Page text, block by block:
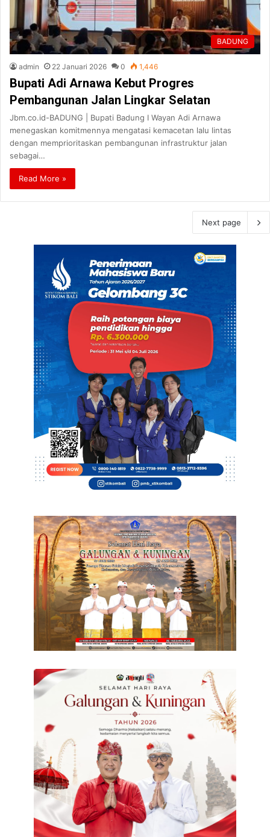
BADUNG
admin 22 Januari 2026 0 1,446
Bupati Adi Arnawa Kebut Progres
Pembangunan Jalan Lingkar Selatan
Jbm.co.id-BADUNG | Bupati Badung I Wayan Adi Arnawa
menegaskan komitmennya mengatasi kemacetan lalu lintas
dengan memprioritaskan pembangunan infrastruktur jalan
sebagai…
Read More »
Next page